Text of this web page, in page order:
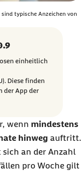
typische Anzeichen von
einheitlich
Diese finden
der App der
wenn mindestens
hinweg auftritt.
an der Anzahl
pro Woche gilt